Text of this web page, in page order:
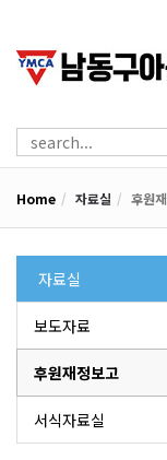
Home 자료실 후원
자료실
보도자료
후원재정보고
서식자료실